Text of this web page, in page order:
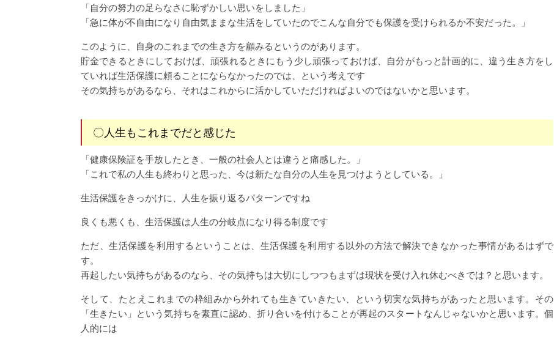
「自分の努力の足らなさに恥ずかしい思いをしました」
「急に体が不自由になり自由気ままな生活をしていたのでこんな自分でも保護を受けられるか不安だった。」
このように、自身のこれまでの生き方を顧みるというのがあります。
貯金できるときにしておけば、頑張れるときにもう少し頑張っておけば、自分がもっと計画的に、違う生き方をし
ていれば生活保護に頼ることにならなかったのでは、という考えです
その気持ちがあるなら、それはこれからに活かしていただければよいのではないかと思います。
〇人生もこれまでだと感じた
「健康保険証を手放したとき、一般の社会人とは違うと痛感した。」
「これで私の人生も終わりと思った、今は新たな自分の人生を見つけようとしている。」
生活保護をきっかけに、人生を振り返るパターンですね
良くも悪くも、生活保護は人生の分岐点になり得る制度です
ただ、生活保護を利用するということは、生活保護を利用する以外の方法で解決できなかった事情があるはずで
す。
再起したい気持ちがあるのなら、その気持ちは大切にしつつもまずは現状を受け入れ休むべきでは？と思います。
そして、たとえこれまでの枠組みから外れても生きていきたい、という切実な気持ちがあったと思います。その
「生きたい」という気持ちを素直に認め、折り合いを付けることが再起のスタートなんじゃないかと思います。個
人的には